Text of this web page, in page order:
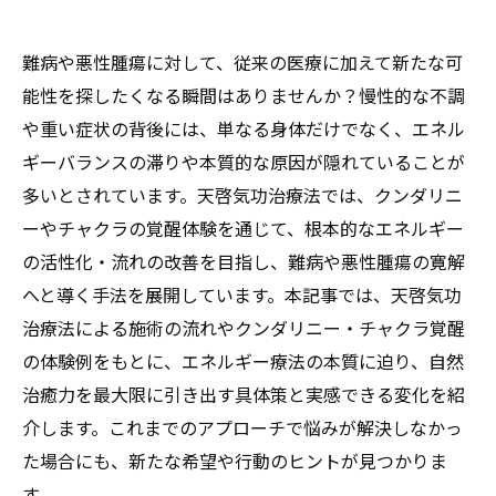
難病や悪性腫瘍に対して、従来の医療に加えて新たな可
能性を探したくなる瞬間はありませんか？慢性的な不調
や重い症状の背後には、単なる身体だけでなく、エネル
ギーバランスの滞りや本質的な原因が隠れていることが
多いとされています。天啓気功治療法では、クンダリニ
ーやチャクラの覚醒体験を通じて、根本的なエネルギー
の活性化・流れの改善を目指し、難病や悪性腫瘍の寛解
へと導く手法を展開しています。本記事では、天啓気功
治療法による施術の流れやクンダリニー・チャクラ覚醒
の体験例をもとに、エネルギー療法の本質に迫り、自然
治癒力を最大限に引き出す具体策と実感できる変化を紹
介します。これまでのアプローチで悩みが解決しなかっ
た場合にも、新たな希望や行動のヒントが見つかりま